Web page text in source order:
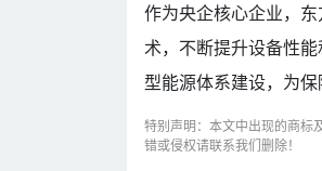
作为央企核心企业，
术，不断提升设备性
型能源体系建设，为保
特别声明：本文中出现的商标
错或侵权请联系我们删除！